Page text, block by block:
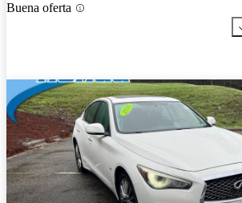
Buena oferta